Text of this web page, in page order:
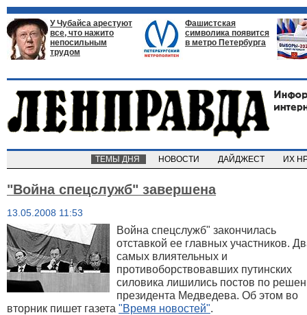
У Чубайса арестуют
все, что нажито
непосильным
трудом
Фашистская
символика появится
в метро Петербурга
ТЕМЫ ДНЯ НОВОСТИ ДАЙДЖЕСТ ИХ
"Война спецслужб" завершена
13.05.2008 11:53
Война спецслужб" закончилась
отставкой ее главных участников.
самых влиятельных и
противоборствовавших путинских
силовика лишились постов по
президента Медведева. Об этом во
вторник пишет газета "Время новостей".